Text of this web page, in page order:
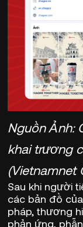
Nguồn Ảnh:
khai trương
(Vietnamnet
Sau khi người
các bản đồ
pháp, thương
phản ứng,